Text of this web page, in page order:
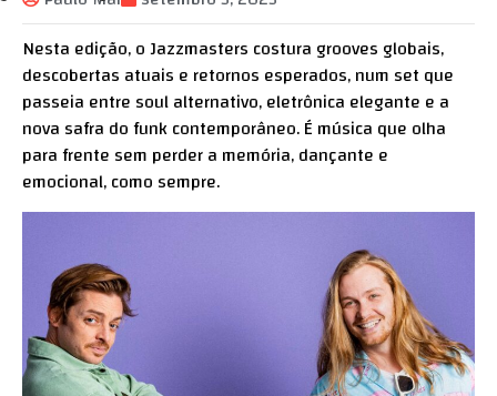
Nesta edição, o Jazzmasters costura grooves globais,
descobertas atuais e retornos esperados, num set que
passeia entre soul alternativo, eletrônica elegante e a
nova safra do funk contemporâneo. É música que olha
para frente sem perder a memória, dançante e
emocional, como sempre.